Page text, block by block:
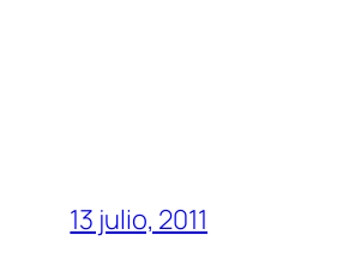
13 julio, 2011